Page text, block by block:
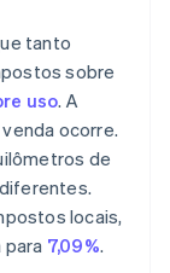
tanto
sobre
uso. A
ocorre.
de
locais,
para 7,09%.